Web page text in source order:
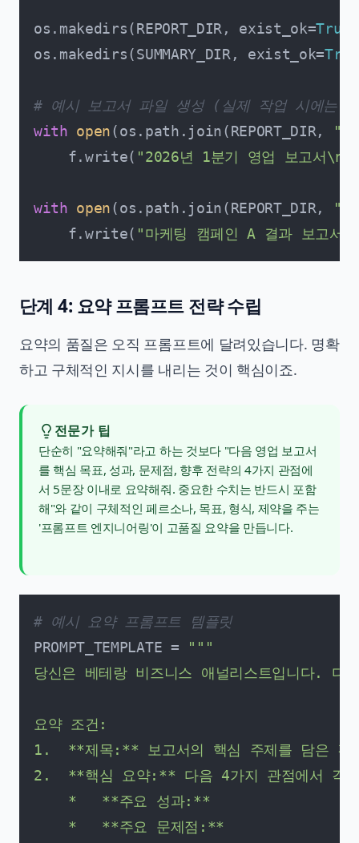
os.makedirs(REPORT_DIR, exist_ok=True
os.makedirs(SUMMARY_DIR, exist_ok=True
# 예시 보고서 파일 생성 (실제 작업 시에는
with open(os.path.join(REPORT_DIR,
    f.write(
"2026년 1분기 영업 보고서
with open(os.path.join(REPORT_DIR,
    f.write(
"마케팅 캠페인 A 결과 보고
단계 4: 요약 프롬프트 전략 수립
요약의 품질은 오직 프롬프트에 달려있습니다. 명확
하고 구체적인 지시를 내리는 것이 핵심이죠.
전문가 팁
단순히 "요약해줘"라고 하는 것보다 "다음 영업 보고서
를 핵심 목표, 성과, 문제점, 향후 전략의 4가지 관점에
서 5문장 이내로 요약해줘. 중요한 수치는 반드시 포함
해"와 같이 구체적인 페르소나, 목표, 형식, 제약을 주는
'프롬프트 엔지니어링'이 고품질 요약을 만듭니다.
# 예시 요약 프롬프트 템플릿
PROMPT_TEMPLATE =
"""
당신은 베테랑 비즈니스 애널리스트입니다.
요약 조건:
1.  **제목:** 보고서의 핵심 주제를 담은 간
2.  **핵심 요약:** 다음 4가지 관점에서 각
    *   **주요 성과:**
    *   **주요 문제점:**